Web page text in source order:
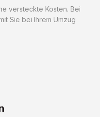
versteckte Kosten. Bei
Sie bei Ihrem Umzug